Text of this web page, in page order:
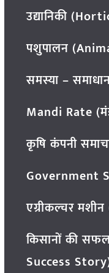
उद्यानिकी
पशुपालन
समस्या –
Mandi Rate
कृषि कंपनी
Government
एग्रीकल्चर
किसानों की
Success